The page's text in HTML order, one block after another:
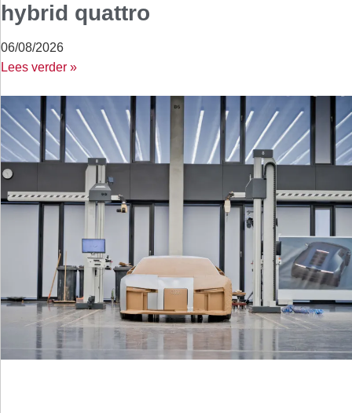
hybrid quattro
06/08/2026
Lees verder »